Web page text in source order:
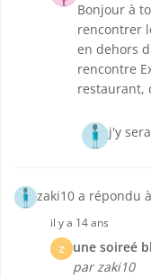
Bonjour à
rencontrer
en dehors
rencontre
restaurant,
j'y
zaki10 a répondu
il y a 14 ans
Z
une soireé
par zaki10